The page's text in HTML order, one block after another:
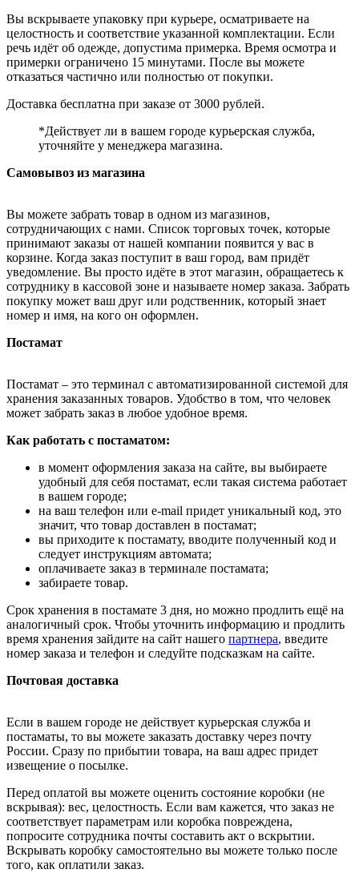
Вы вскрываете упаковку при курьере, осматриваете на
целостность и соответствие указанной комплектации. Если
речь идёт об одежде, допустима примерка. Время осмотра и
примерки ограничено 15 минутами. После вы можете
отказаться частично или полностью от покупки.
Доставка бесплатна при заказе от 3000 рублей.
*Действует ли в вашем городе курьерская служба,
уточняйте у менеджера магазина.
Самовывоз из магазина
Вы можете забрать товар в одном из магазинов,
сотрудничающих с нами. Список торговых точек, которые
принимают заказы от нашей компании появится у вас в
корзине. Когда заказ поступит в ваш город, вам придёт
уведомление. Вы просто идёте в этот магазин, обращаетесь к
сотруднику в кассовой зоне и называете номер заказа. Забрать
покупку может ваш друг или родственник, который знает
номер и имя, на кого он оформлен.
Постамат
Постамат – это терминал с автоматизированной системой для
хранения заказанных товаров. Удобство в том, что человек
может забрать заказ в любое удобное время.
Как работать с постаматом:
в момент оформления заказа на сайте, вы выбираете
удобный для себя постамат, если такая система работает
в вашем городе;
на ваш телефон или e-mail придет уникальный код, это
значит, что товар доставлен в постамат;
вы приходите к постамату, вводите полученный код и
следует инструкциям автомата;
оплачиваете заказ в терминале постамата;
забираете товар.
Срок хранения в постамате 3 дня, но можно продлить ещё на
аналогичный срок. Чтобы уточнить информацию и продлить
время хранения зайдите на сайт нашего партнера, введите
номер заказа и телефон и следуйте подсказкам на сайте.
Почтовая доставка
Если в вашем городе не действует курьерская служба и
постаматы, то вы можете заказать доставку через почту
России. Сразу по прибытии товара, на ваш адрес придет
извещение о посылке.
Перед оплатой вы можете оценить состояние коробки (не
вскрывая): вес, целостность. Если вам кажется, что заказ не
соответствует параметрам или коробка повреждена,
попросите сотрудника почты составить акт о вскрытии.
Вскрывать коробку самостоятельно вы можете только после
того, как оплатили заказ.